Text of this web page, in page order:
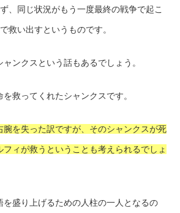
、同じ状況がもう一度最終の戦争で起こ
救い出すというものです。
ンクスという話もあるでしょう。
救ってくれたシャンクスです。
腕を失った訳ですが、そのシャンクスが死
ィが救うということも考えられるでしょ
を盛り上げるための人柱の一人となるの